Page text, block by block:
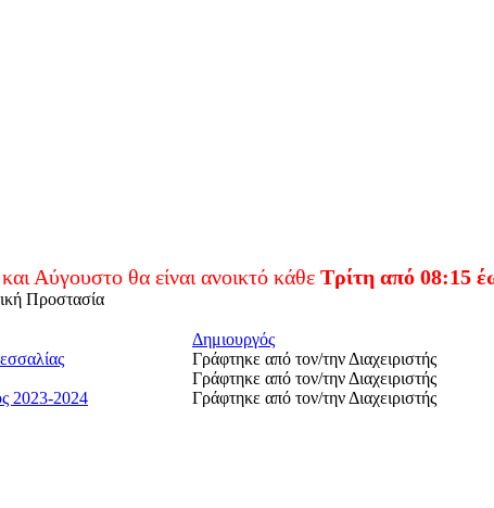
θα είναι ανοικτό κάθεΤρίτη από 08:15 έως 14:00.
Προστασία
Δημιουργός
Γράφτηκε από τον/την Διαχειριστής
Γράφτηκε από τον/την Διαχειριστής
2023-2024 Γράφτηκε από τον/την Διαχειριστής